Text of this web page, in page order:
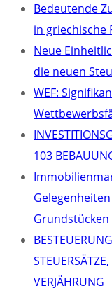
Bedeutende
in griechische
Neue
die neuen
WEF:
103
Grundstücken
VERJÄHRUNG